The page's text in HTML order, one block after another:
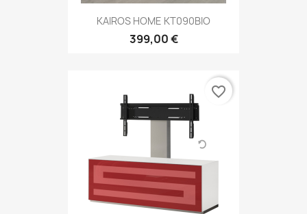
KAIROS HOME KT090BIO
399,00 €
favorite_border